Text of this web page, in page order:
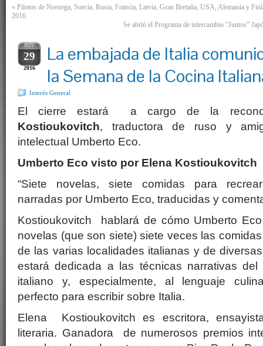
« Pilotos de Noruega, Suecia, Rusia, Francia, Latvia, Gran Bretaña, USA, Alemania y
2016
Se abrió el Programa de intercambio “Juntos”
NOV
29
2016
La embajada de Italia
la Semana de la Cocina
Interés General
El cierre estará a cargo de la
Kostioukovitch, traductora de ruso y
intelectual Umberto Eco.
Umberto Eco visto por Elena Kostioukovitch
“Siete novelas, siete comidas para
narradas por Umberto Eco, traducidas y
Kostioukovitch hablará de cómo Umberto
novelas (que son siete) siete veces las
de las varias localidades italianas y de
estará dedicada a las técnicas narrativas
italiano y, especialmente, al lenguaje
perfecto para escribir sobre Italia.
Elena Kostioukovitch es escritora,
literaria. Ganadora de numerosos premios